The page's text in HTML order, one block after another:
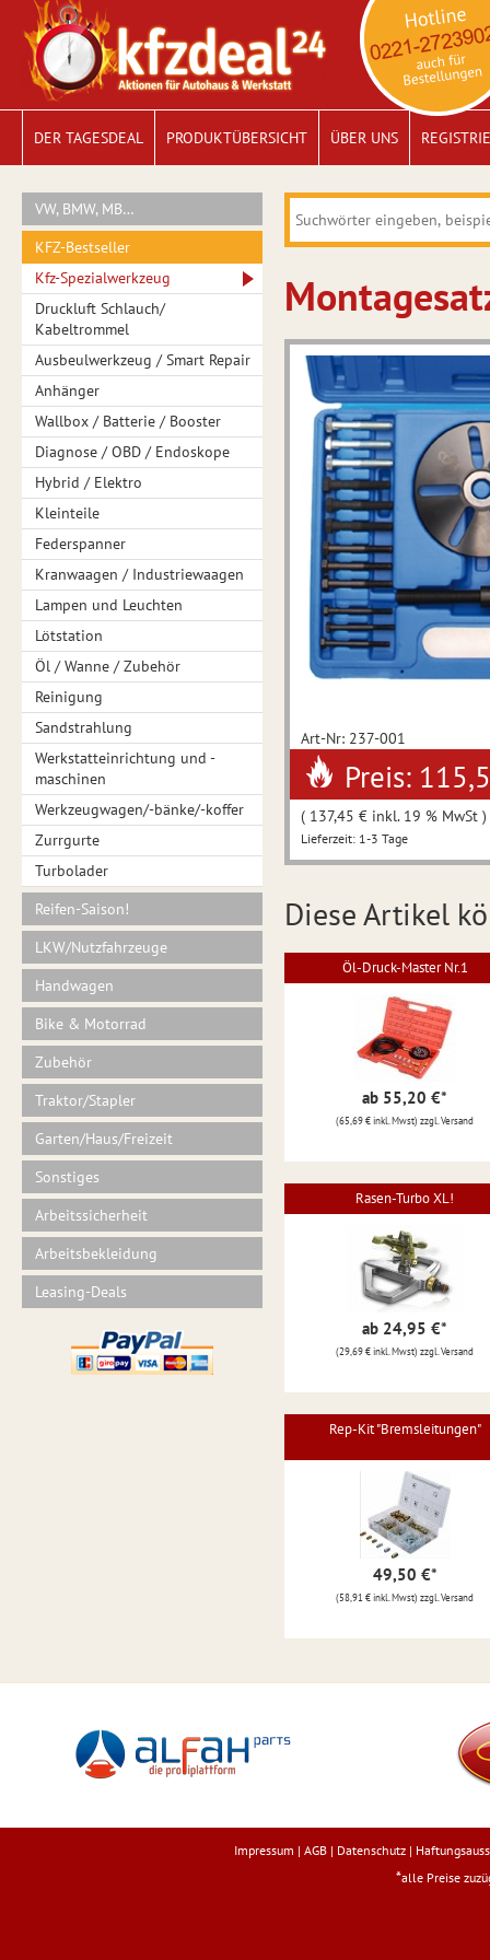
DER TAGESDEAL PRODUKTÜBERSICHT ÜBER UNS
VW, BMW, MB…
KFZ-Bestseller
Kfz-Spezialwerkzeug
Druckluft Schlauch/
Kabeltrommel
Ausbeulwerkzeug / Smart Repair
Anhänger
Wallbox / Batterie / Booster
Diagnose / OBD / Endoskope
Hybrid / Elektro
Kleinteile
Federspanner
Kranwaagen / Industriewaagen
Lampen und Leuchten
Lötstation
Öl / Wanne / Zubehör
Reinigung
Sandstrahlung
Werkstatteinrichtung und -
maschinen
Werkzeugwagen/-bänke/-koffer
Zurrgurte
Turbolader
Reifen-Saison!
LKW/Nutzfahrzeuge
Handwagen
Bike & Motorrad
Zubehör
Traktor/Stapler
Garten/Haus/Freizeit
Sonstiges
Arbeitssicherheit
Arbeitsbekleidung
Leasing-Deals
Art-Nr: 237-001
Preis:
( 137,45 € inkl. 19 % MwSt
Lieferzeit: 1-3 Tage
Diese Artikel
Öl-Druck-Master Nr.1
ab 55,20 €*
(65,69 € inkl. Mwst) zzgl. Versand
Rasen-Turbo XL!
ab 24,95 €*
(29,69 € inkl. Mwst) zzgl. Versand
Rep-Kit "Bremsleitungen"
49,50 €*
(58,91 € inkl. Mwst) zzgl. Versand
Impressum | AGB | Datenschutz |
*alle Preise